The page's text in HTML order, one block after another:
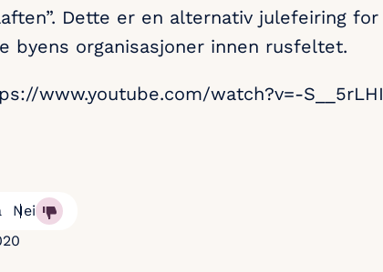
Dette er en alternativ julefeiring
byens organisasjoner innen rusfeltet.
www.youtube.com/watch?v=-
Nei